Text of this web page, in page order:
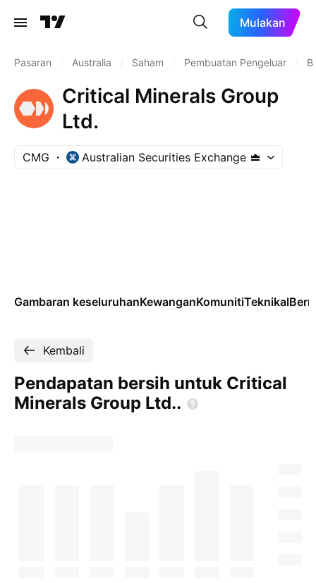
Mulakan
Pasaran Australia Saham Pembuatan Pengeluar
Critical Minerals Group
Ltd.
CMG Australian Securities Exchange
Gambaran keseluruhanKewanganKomunitiTeknikal
Kembali
Pendapatan bersih untuk Critical
Minerals Group Ltd..